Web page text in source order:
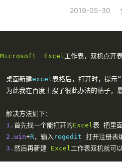
2019-05-30
Microsoft Excel工作表，双机点开
桌面新建excel表格后，打开时，提示“
为此我在百度上搜了很此办法的帖子，
解决方法如下：
1. 首先找一个能打开的Excel表 把里
2 .win+R，输入 regedit 打开注册表
3. 然后再新建 Excel工作表双机就可